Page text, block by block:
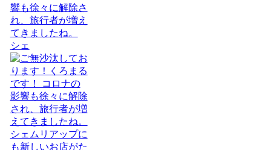
響も徐々に解除さ
れ、旅行者が増え
てきましたね。
シェ